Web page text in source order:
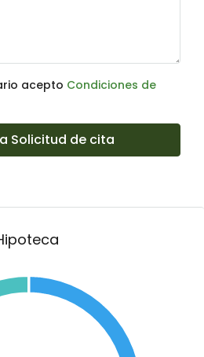
acepto Condiciones de
Solicitud de cita